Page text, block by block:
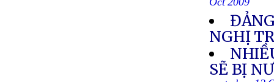
Oct 2009
NGHỊ
SẼ BỊ